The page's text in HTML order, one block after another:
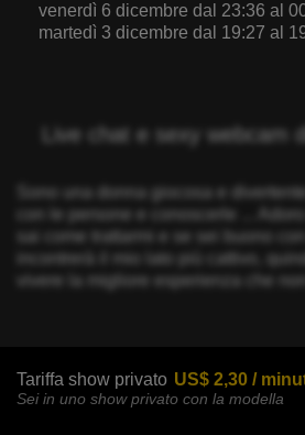
venerdì 6 dicembre dal 23:36 al
martedì 3 dicembre dal 19:27 al
Live chat e sexy webcam
Sono una donna giocosa e
con le persone e conoscerle ...
sai come trattarmi e se sei buono
incontrerà il mio lato più cattivo,
vivere la migliore esperienza che
Tariffa show privato US$ 2,30 /
Sei in uno show privato con la modella